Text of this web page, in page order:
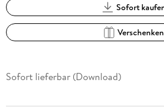
Sofort
Verschenken
Sofort lieferbar (Download)